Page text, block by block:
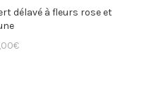
délavé à fleurs rose et
€